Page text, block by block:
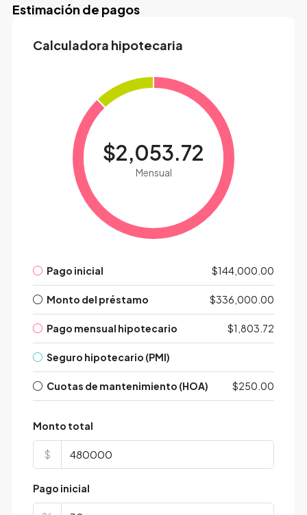
Estimación de pagos
Calculadora hipotecaria
$2,053.72
Mensual
Pago inicial $144,000.00
Monto del préstamo $336,000.00
Pago mensual hipotecario $1,803.72
Seguro hipotecario (PMI)
Cuotas de mantenimiento (HOA) $250.00
Monto total
$
Pago inicial